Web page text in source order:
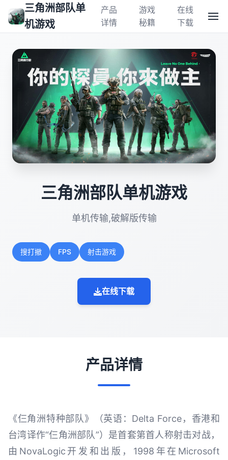
三角洲部队单
机游戏
产品
详情
游戏
秘籍
在线
下载
三角洲部队单机游戏
单机传输,破解版传输
搜打撤 FPS 射击游戏
在线下载
产品详情
《仨角洲特种部队》（英语：Delta Force，香港和
台湾译作“仨角洲部队”）是首套第首人称射击对战，
由NovaLogic开发和出版，1998年在Microsoft